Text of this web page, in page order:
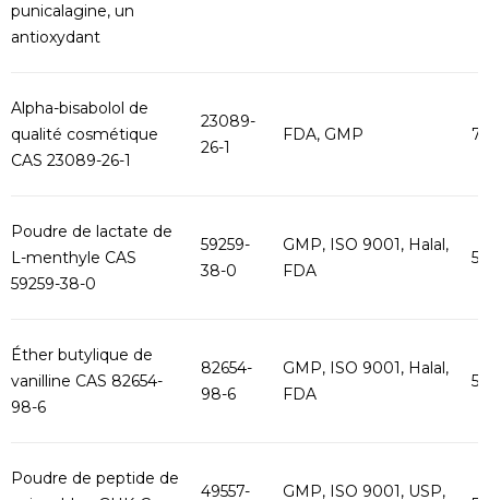
punicalagine, un
antioxydant
Alpha-bisabolol de
qualité cosmétique
CAS 23089-26-1
23089-
26-1
FDA, GMP
Poudre de lactate de
L-menthyle CAS
59259-38-0
59259-
38-0
GMP, ISO 9001, Halal,
FDA
Éther butylique de
vanilline CAS 82654-
98-6
82654-
98-6
GMP, ISO 9001, Halal,
FDA
Poudre de peptide de
49557-
GMP, ISO 9001, USP,